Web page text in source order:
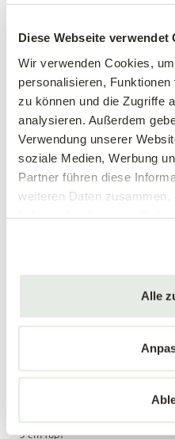
Diese Webseite verwendet
Wir verwenden Cookies,
personalisieren,
zu können und die Zugriffe
analysieren. Außerdem
Verwendung unserer
soziale Medien, Werbung
Partner führen diese
weiteren Daten zusammen,
Alle
Stiefmütterchen, weiß
3,89 €
3 Stück/Packung
9 cm Topf
Großblumiges
Stiefmütterchen, blau
Viola wittrockiana Hybriden
3,89 €
3 Stück/Packung
9 cm Topf